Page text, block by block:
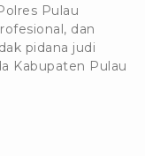
Pulau
dan
pidana judi
Kabupaten Pulau